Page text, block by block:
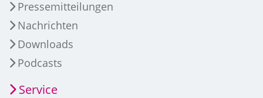
Pressemitteilungen
Nachrichten
Downloads
Podcasts
Service